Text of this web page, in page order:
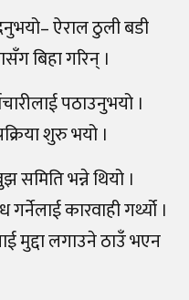
ऐराल ठुली बडी
बिहा गरिन् ।
पठाउनुभयो ।
शुरु भयो ।
समिति भन्ने थियो ।
कारवाही गर्थ्यो ।
मुद्दा लगाउने ठाउँ भएन